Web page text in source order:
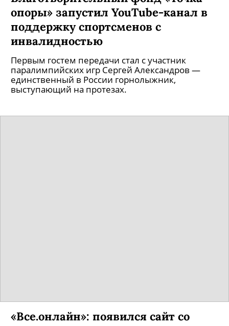
Благотворительный фонд «Точка
опоры» запустил YouTube-канал в
поддержку спортсменов с
инвалидностью
Первым гостем передачи стал с участник
паралимпийских игр Сергей Александров —
единственный в России горнолыжник,